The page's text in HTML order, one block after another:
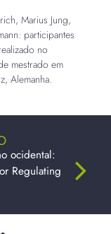
Marius Jung,
participantes
no
mestrado em
Alemanha.
ocidental:
Regulating